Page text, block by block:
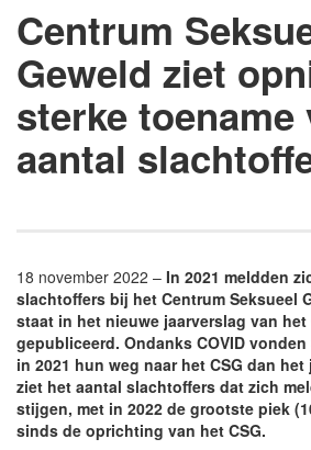
Centrum
Geweld ziet
sterke toename
aantal
18 november 2022 – In 2021 meldden
slachtoffers bij het Centrum Seksueel
staat in het nieuwe jaarverslag van het
gepubliceerd. Ondanks COVID
in 2021 hun weg naar het CSG dan het
ziet het aantal slachtoffers dat zich
stijgen, met in 2022 de grootste piek
sinds de oprichting van het CSG.